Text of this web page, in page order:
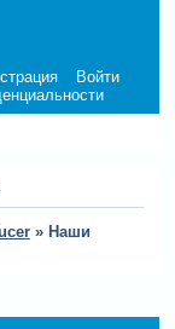
Войти
» Наши